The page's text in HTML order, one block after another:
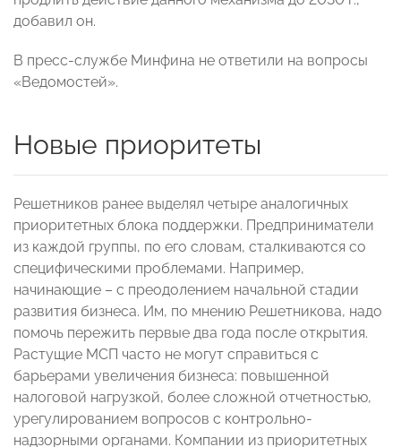
добавил он.
В пресс-службе Минфина не ответили на вопросы
«Ведомостей».
Новые приоритеты
Решетников ранее выделял четыре аналогичных
приоритетных блока поддержки. Предприниматели
из каждой группы, по его словам, сталкиваются со
специфическими проблемами. Например,
начинающие – с преодолением начальной стадии
развития бизнеса. Им, по мнению Решетникова, надо
помочь пережить первые два года после открытия.
Растущие МСП часто не могут справиться с
барьерами увеличения бизнеса: повышенной
налоговой нагрузкой, более сложной отчетностью,
урегулированием вопросов с контрольно-
надзорными органами. Компании из приоритетных